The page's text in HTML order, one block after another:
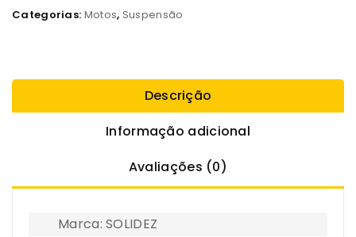
Categorias: Motos, Suspensão
Descrição
Informação adicional
Avaliações (0)
Marca: SOLIDEZ